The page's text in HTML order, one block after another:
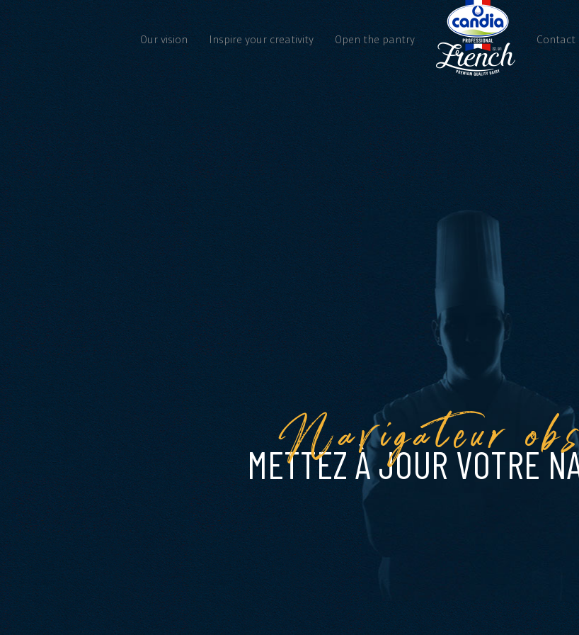
Our vision Inspire your creativity Open the pantry Contact
Navigateur
METTEZ À JOUR VOTRE